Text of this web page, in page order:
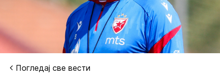
Погледај све вести